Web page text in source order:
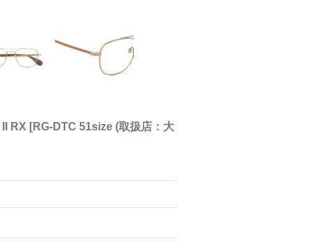
RX [RG-DTC 51size (取扱店：大